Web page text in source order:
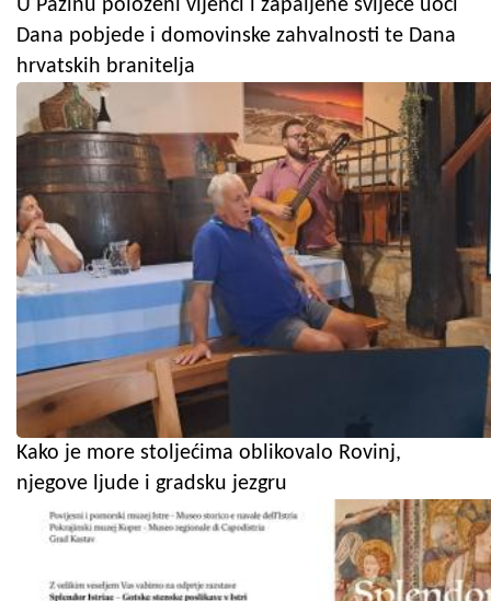
U Pazinu položeni vijenci i zapaljene svijeće uoči
Dana pobjede i domovinske zahvalnosti te Dana
hrvatskih branitelja
Kako je more stoljećima oblikovalo Rovinj,
njegove ljude i gradsku jezgru